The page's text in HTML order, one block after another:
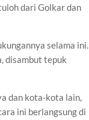
dari Golkar dan
selama ini.
disambut tepuk
dan kota-kota lain,
ini berlangsung di